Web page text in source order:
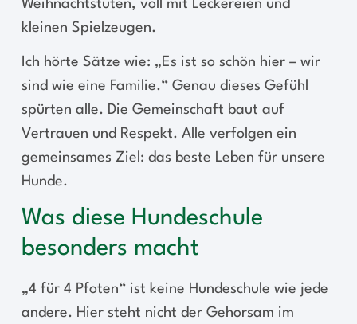
Weihnachtstüten, voll mit Leckereien und
kleinen Spielzeugen.
Ich hörte Sätze wie: „Es ist so schön hier – wir
sind wie eine Familie.“ Genau dieses Gefühl
spürten alle. Die Gemeinschaft baut auf
Vertrauen und Respekt. Alle verfolgen ein
gemeinsames Ziel: das beste Leben für unsere
Hunde.
Was diese Hundeschule
besonders macht
„4 für 4 Pfoten“ ist keine Hundeschule wie jede
andere. Hier steht nicht der Gehorsam im